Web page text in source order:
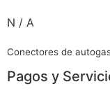
N / A
Conectores de
Pagos y